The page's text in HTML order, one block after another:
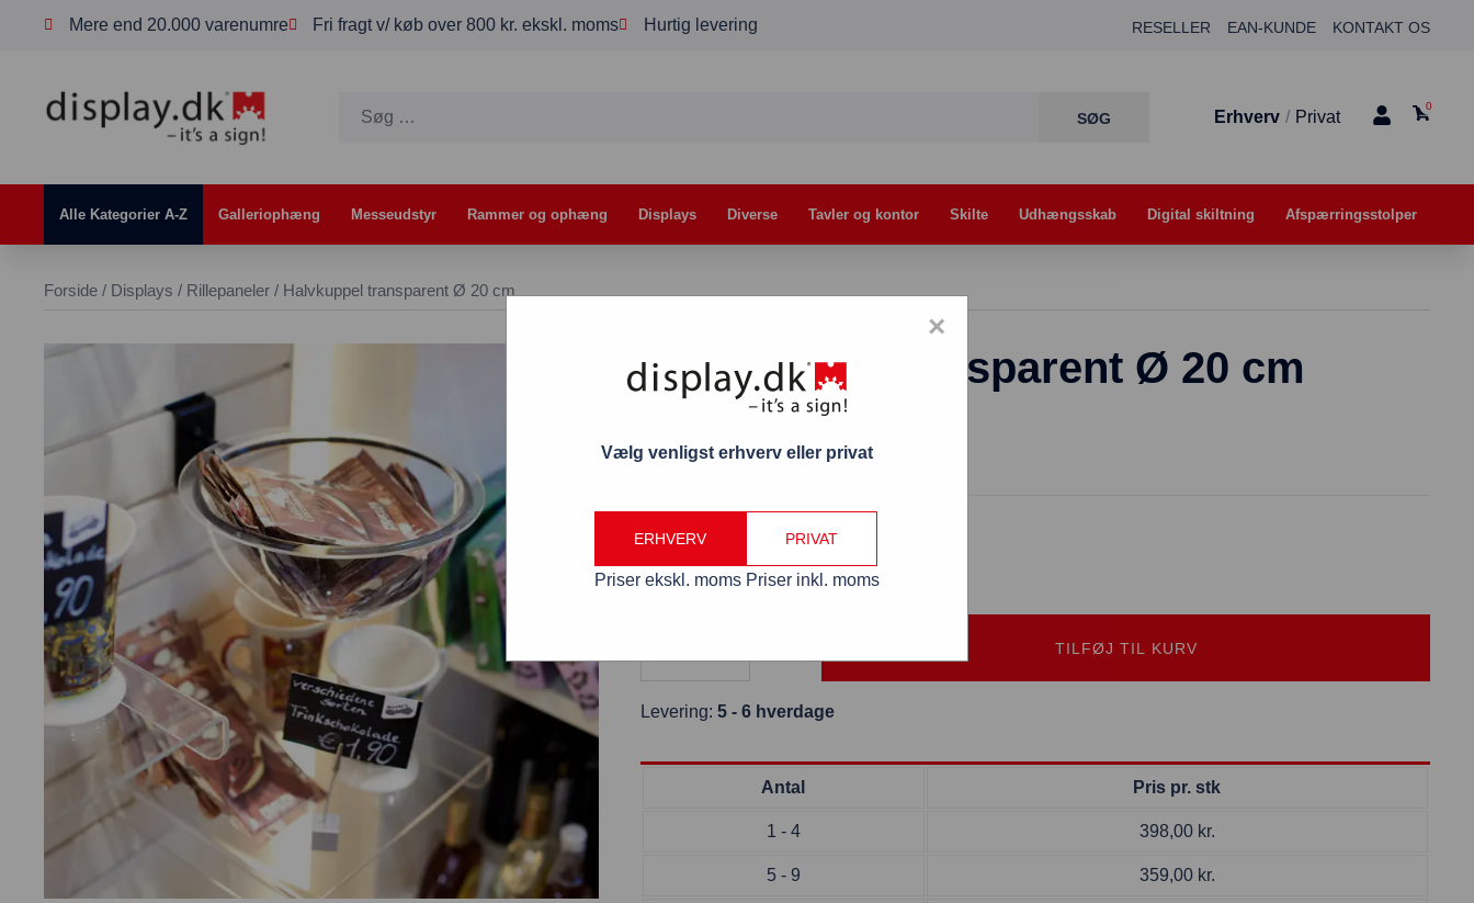
Mere end 20.000 varenumre Fri fragt v/ køb over 800 kr. ekskl. moms Hurtig levering RESELLER EAN-KUNDE KONTAKT OS
Erhverv / Privat
0
Alle Kategorier A-Z Galleriophæng Messeudstyr Rammer og ophæng Displays Diverse Tavler og kontor Skilte Udhængsskab Digital skiltning Afspærringsstolper
Forside / Displays / Rillepaneler / Halvkuppel transparent Ø 20 cm
Halvkuppel transparent Ø 20 cm
Halvkuppel transparent Ø 20 cm
Varenummer: HKT20
TILFØJ TIL KURV
Levering: 5 - 6 hverdage
Antal Pris pr. stk
1 - 4 398,00 kr.
5 - 9 359,00 kr.
Vælg venligst erhverv eller privat
ERHVERV
Priser ekskl. moms
PRIVAT
Priser inkl. moms
×